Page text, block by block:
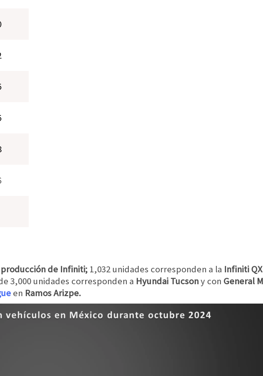
producción de Infiniti; 1,032 unidades corresponden a la Infiniti
3,000 unidades corresponden a Hyundai Tucsony con General
en Ramos Arizpe.